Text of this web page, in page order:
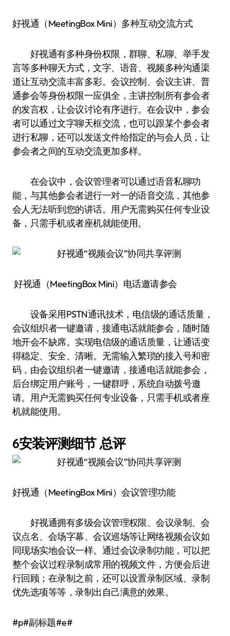
好视通（MeetingBox Mini）多种互动交流方式
好视通有多种身份权限，群聊、私聊、举手发
言等多种聊天方式，文字、语音、视频多种沟通渠
道让互动交流丰富多彩。会议控制、会议主讲、普
通参会等身份权限一应俱全，主讲控制所有参会者
的发言权，让会议讨论有序进行。在会议中，参会
者可以通过文字聊天框交流，也可以跟某个参会者
进行私聊，还可以发送文件给指定的与会人员，让
参会者之间的互动交流更加多样。
在会议中，会议管理者可以通过语音私聊功
能，与其他参会者进行一对一的语音交流，其他参
会人无法听到您的讲话。用户无需购买任何专业设
备，只需手机或者座机就能使用。
好视通（MeetingBox Mini）电话邀请参会
设备采用PSTN通讯技术，电信级的通话质量，
会议组织者一键邀请，接通电话就能参会，随时随
地开会不缺席。实现电信级的通话质量，让通话变
得稳定、安全、清晰。无需输入繁琐的接入号和密
码，由会议组织者一键邀请，接通电话就能参会，
后台绑定用户账号，一键群呼，系统自动拨号邀
请。用户无需购买任何专业设备，只需手机或者座
机就能使用。
6安装评测细节 总评
好视通（MeetingBox Mini）会议管理功能
好视通拥有多级会议管理权限、会议录制、会
议点名、会场字幕、会议巡场等让网络视频会议如
同现场实地会议一样。通过会议录制功能，可以把
整个会议过程录制成常用的视频文件，方便会后进
行回顾；在录制之前，还可以设置录制区域、录制
优先选项等等，录制出自己满意的效果。
#p#副标题#e#